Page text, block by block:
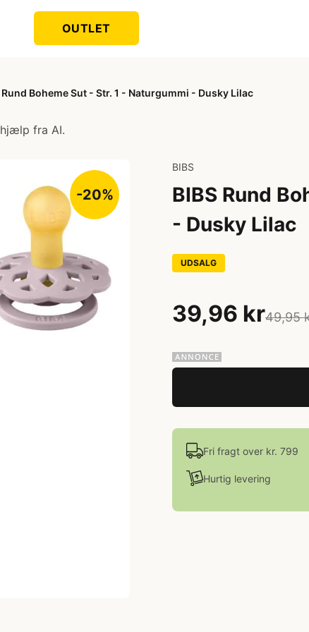
OUTLET
Rund Boheme Sut - Str. 1 - Naturgummi - Dusky Lilac
fra AI.
-20%
BIBS
BIBS Rund
- Dusky Lilac
UDSALG
39,96 kr49,95
Fri fragt over kr. 799
Hurtig levering